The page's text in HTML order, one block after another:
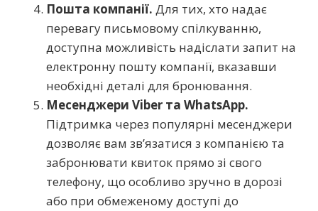
Пошта компанії. Для тих, хто надає
перевагу письмовому спілкуванню,
доступна можливість надіслати запит на
електронну пошту компанії, вказавши
необхідні деталі для бронювання.
Месенджери Viber та WhatsApp.
Підтримка через популярні месенджери
дозволяє вам зв’язатися з компанією та
забронювати квиток прямо зі свого
телефону, що особливо зручно в дорозі
або при обмеженому доступі до